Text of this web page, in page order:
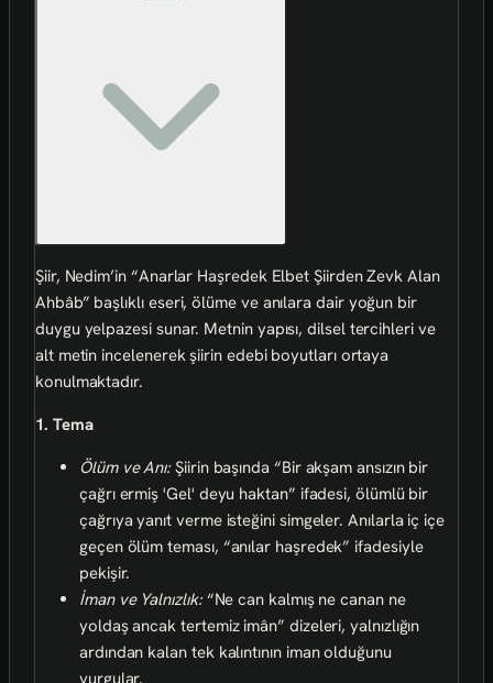
Şiir, Nedim’in “Anarlar Haşredek Elbet Şiirden Zevk Alan
Ahbâb” başlıklı eseri, ölüme ve anılara dair yoğun bir
duygu yelpazesi sunar. Metnin yapısı, dilsel tercihleri ve
alt metin incelenerek şiirin edebi boyutları ortaya
konulmaktadır.
1. Tema
Ölüm ve Anı:Şiirin başında “Bir akşam ansızın bir
çağrı ermiş 'Gel' deyu haktan” ifadesi, ölümlü bir
çağrıya yanıt verme isteğini simgeler. Anılarla iç içe
geçen ölüm teması, “anılar haşredek” ifadesiyle
pekişir.
İman ve Yalnızlık:“Ne can kalmış ne canan ne
yoldaş ancak tertemiz imân” dizeleri, yalnızlığın
ardından kalan tek kalıntının iman olduğunu
vurgular.